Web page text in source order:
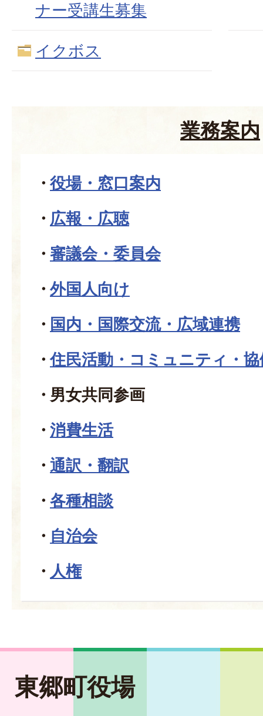
ナー受講生募集
イクボス
業務案内
役場・窓口案内
広報・広聴
審議会・委員会
外国人向け
国内・国際交流・広域連携
住民活動・コミュニティ・協
男女共同参画
消費生活
通訳・翻訳
各種相談
自治会
人権
東郷町役場